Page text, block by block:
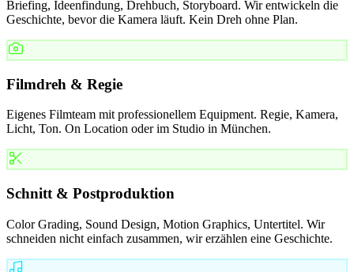
Briefing, Ideenfindung, Drehbuch, Storyboard. Wir entwickeln die
Geschichte, bevor die Kamera läuft. Kein Dreh ohne Plan.
Filmdreh & Regie
Eigenes Filmteam mit professionellem Equipment. Regie, Kamera,
Licht, Ton. On Location oder im Studio in München.
Schnitt & Postproduktion
Color Grading, Sound Design, Motion Graphics, Untertitel. Wir
schneiden nicht einfach zusammen, wir erzählen eine Geschichte.